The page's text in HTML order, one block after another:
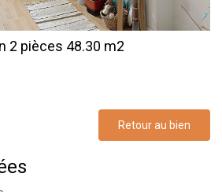
2 pièces 48.30 m2
Retour au bien